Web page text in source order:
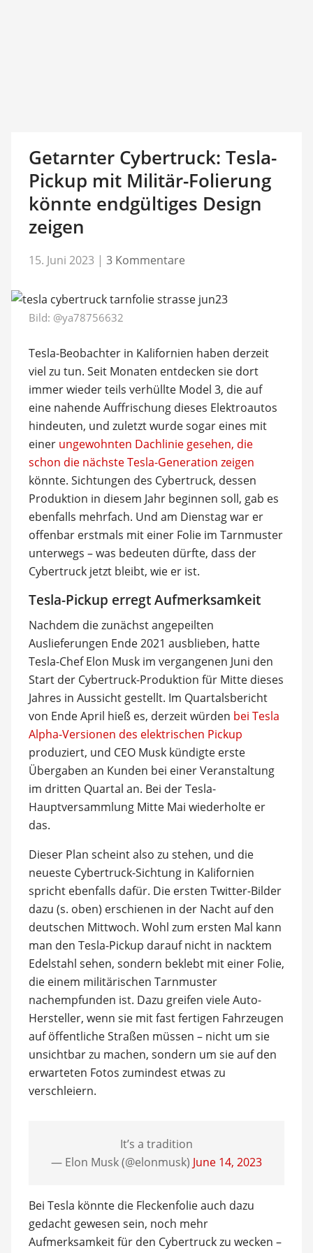
Getarnter Cybertruck: Tesla-
Pickup mit Militär-Folierung
könnte endgültiges Design
zeigen
15. Juni 2023 | 3 Kommentare
Bild: @ya78756632
Tesla-Beobachter in Kalifornien haben derzeit
viel zu tun. Seit Monaten entdecken sie dort
immer wieder teils verhüllte Model 3, die auf
eine nahende Auffrischung dieses Elektroautos
hindeuten, und zuletzt wurde sogar eines mit
einer ungewohnten Dachlinie gesehen, die
schon die nächste Tesla-Generation zeigen
könnte. Sichtungen des Cybertruck, dessen
Produktion in diesem Jahr beginnen soll, gab es
ebenfalls mehrfach. Und am Dienstag war er
offenbar erstmals mit einer Folie im Tarnmuster
unterwegs – was bedeuten dürfte, dass der
Cybertruck jetzt bleibt, wie er ist.
Tesla-Pickup erregt Aufmerksamkeit
Nachdem die zunächst angepeilten
Auslieferungen Ende 2021 ausblieben, hatte
Tesla-Chef Elon Musk im vergangenen Juni den
Start der Cybertruck-Produktion für Mitte dieses
Jahres in Aussicht gestellt. Im Quartalsbericht
von Ende April hieß es, derzeit würden bei Tesla
Alpha-Versionen des elektrischen Pickup
produziert, und CEO Musk kündigte erste
Übergaben an Kunden bei einer Veranstaltung
im dritten Quartal an. Bei der Tesla-
Hauptversammlung Mitte Mai wiederholte er
das.
Dieser Plan scheint also zu stehen, und die
neueste Cybertruck-Sichtung in Kalifornien
spricht ebenfalls dafür. Die ersten Twitter-Bilder
dazu (s. oben) erschienen in der Nacht auf den
deutschen Mittwoch. Wohl zum ersten Mal kann
man den Tesla-Pickup darauf nicht in nacktem
Edelstahl sehen, sondern beklebt mit einer Folie,
die einem militärischen Tarnmuster
nachempfunden ist. Dazu greifen viele Auto-
Hersteller, wenn sie mit fast fertigen Fahrzeugen
auf öffentliche Straßen müssen – nicht um sie
unsichtbar zu machen, sondern um sie auf den
erwarteten Fotos zumindest etwas zu
verschleiern.
It’s a tradition
— Elon Musk (@elonmusk) June 14, 2023
Bei Tesla könnte die Fleckenfolie auch dazu
gedacht gewesen sein, noch mehr
Aufmerksamkeit für den Cybertruck zu wecken –